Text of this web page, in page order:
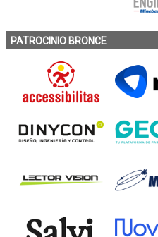
PATROCINIO BRONCE